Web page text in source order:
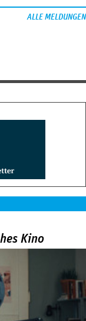
ALLE MELDUNGEN
Kino